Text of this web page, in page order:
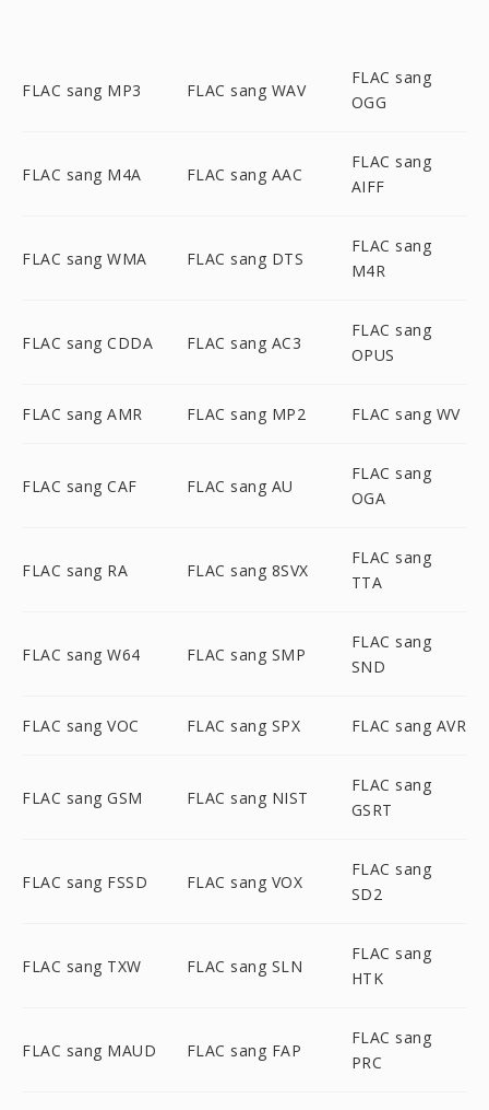
FLAC sang MP3 FLAC sang WAV
FLAC sang
OGG
FLAC sang M4A FLAC sang AAC
FLAC sang
AIFF
FLAC sang WMA FLAC sang DTS
FLAC sang
M4R
FLAC sang CDDA FLAC sang AC3
FLAC sang
OPUS
FLAC sang AMR FLAC sang MP2 FLAC sang WV
FLAC sang CAF FLAC sang AU
FLAC sang
OGA
FLAC sang RA FLAC sang 8SVX
FLAC sang
TTA
FLAC sang W64 FLAC sang SMP
FLAC sang
SND
FLAC sang VOC FLAC sang SPX FLAC sang AVR
FLAC sang GSM FLAC sang NIST
FLAC sang
GSRT
FLAC sang FSSD FLAC sang VOX
FLAC sang
SD2
FLAC sang TXW FLAC sang SLN
FLAC sang
HTK
FLAC sang MAUD FLAC sang FAP
FLAC sang
PRC